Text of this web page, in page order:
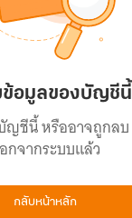
ข้อมูลของบัญชีนี้
ญชีนี้ หรืออาจถูกลบ
กจากระบบแล้ว
กลับหน้าหลัก